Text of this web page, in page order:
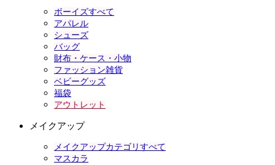
ボーイズすべて
アパレル
シューズ
バッグ
財布・ケース・小物
ファッション雑貨
ベビーグッズ
福袋
アウトレット
メイクアップ
メイクアップカテゴリすべて
マスカラ